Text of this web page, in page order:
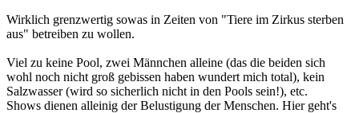
Wirklich grenzwertig sowas in Zeiten von "Tiere im Zirkus sterben
aus" betreiben zu wollen.
Viel zu keine Pool, zwei Männchen alleine (das die beiden sich
wohl noch nicht groß gebissen haben wundert mich total), kein
Salzwasser (wird so sicherlich nicht in den Pools sein!), etc.
Shows dienen alleinig der Belustigung der Menschen. Hier geht's